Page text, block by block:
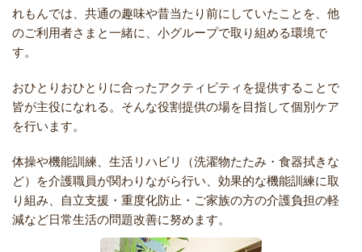
れもんでは、共通の趣味や昔当たり前にしていたことを、他
のご利用者さまと一緒に、小グループで取り組める環境で
す。
おひとりおひとりに合ったアクティビティを提供することで
皆が主役になれる。そんな役割提供の場を目指して個別ケア
を行います。
体操や機能訓練、生活リハビリ（洗濯物たたみ・食器拭きな
ど）を介護職員が関わりながら行い、効果的な機能訓練に取
り組み、自立支援・重度化防止・ご家族の方の介護負担の軽
減など日常生活の問題改善に努めます。